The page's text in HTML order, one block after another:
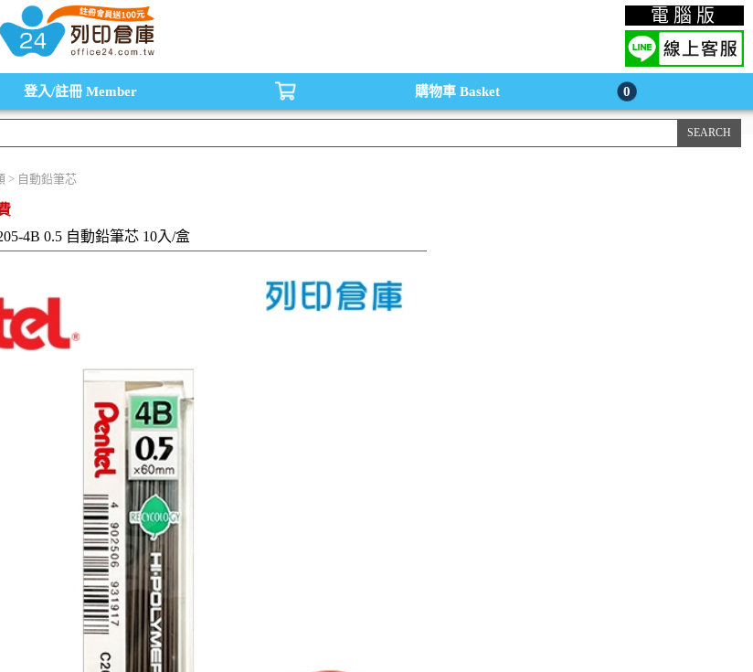
匣，副廠碳粉匣，環保碳粉匣,連續供墨印表機-office24列印倉庫線上購物手機版 電腦版
登入/註冊 Member 購物車 Basket 0
> 自動鉛筆芯
4B 0.5 自動鉛筆芯 10入/盒